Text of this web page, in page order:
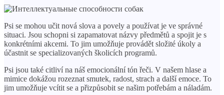
Psi se mohou učit nová slova a povely a používat je ve správné
situaci. Jsou schopni si zapamatovat názvy předmětů a spojit je s
konkrétními akcemi. To jim umožňuje provádět složité úkoly a
účastnit se specializovaných školicích programů.
Psi jsou také citliví na náš emocionální tón řeči. V našem hlase a
mimice dokážou rozeznat smutek, radost, strach a další emoce. To
jim umožňuje vcítit se a přizpůsobit se našim potřebám a náladám.